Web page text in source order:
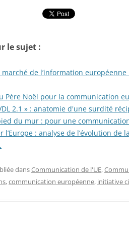
le sujet :
marché de l’information
Père Noël pour la communication
2.1 » : anatomie d'une surdité
du mur : pour une
l’Europe : analyse de l’évolution de
dansCommunication de l'UE,
,communication européenne, initiative